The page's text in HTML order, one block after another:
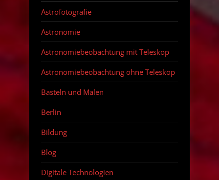
Astrofotografie
Astronomie
Astronomiebeobachtung mit Teleskop
Astronomiebeobachtung ohne Teleskop
Basteln und Malen
Berlin
Bildung
Blog
Digitale Technologien